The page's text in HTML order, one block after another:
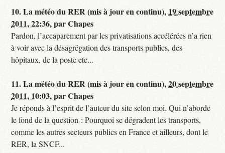
10.La météo du RER (mis à jour en continu), 19 septembre
2011, 22:36,parChapes
Pardon, l’accaparement par les privatisations accélérées n’a rien
à voir avec la désagrégation des transports publics, des
hôpitaux, de la poste etc...
11.La météo du RER (mis à jour en continu),20 septembre
2011, 10:03,parChapes
Je réponds à l’esprit de l’auteur du site selon moi. Qui n’aborde
le fond de la question : Pourquoi se dégradent les transports,
comme les autres secteurs publics en France et ailleurs, dont le
RER, la SNCF...